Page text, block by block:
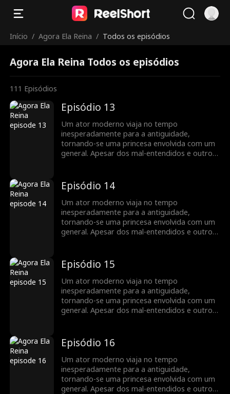
Início / Agora Ela Reina / Todos os episódios
Agora Ela Reina Todos os episódios
111 Episódios
Episódio 13
Um ator moderno viaja no tempo
inesperadamente para a antiguidade,
tornando-se uma princesa envolvida com um
general. Apesar dos mal-entendidos e outros
Episódio 14
Um ator moderno viaja no tempo
inesperadamente para a antiguidade,
tornando-se uma princesa envolvida com um
general. Apesar dos mal-entendidos e outros
Episódio 15
Um ator moderno viaja no tempo
inesperadamente para a antiguidade,
tornando-se uma princesa envolvida com um
general. Apesar dos mal-entendidos e outros
Episódio 16
Um ator moderno viaja no tempo
inesperadamente para a antiguidade,
tornando-se uma princesa envolvida com um
general. Apesar dos mal-entendidos e outros